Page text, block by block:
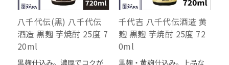
八千代伝(黒) 八千代伝
酒造 黒麹 芋焼酎 25度 7
20ml
黒麹仕込み。濃厚でコクが
千代吉 八千代伝酒造 黄
麹 黒麹 芋焼酎 25度 72
0ml
黒麹・黄麹仕込み。上品な